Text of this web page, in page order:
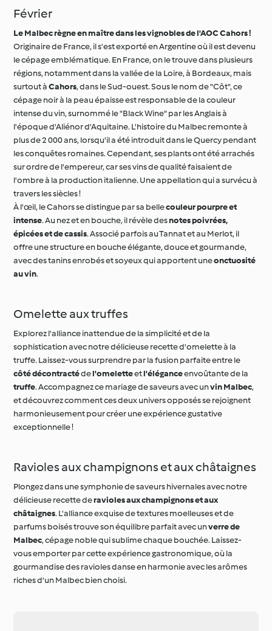
Originaire de France, il s'est exporté en Argentine où il est devenu
le cépage emblématique. En France, on le trouve dans plusieurs
régions, notamment dans la vallée de la Loire, à Bordeaux, mais
surtout à
Cahors
, dans le Sud-ouest. Sous le nom de "Côt", ce
cépage noir à la peau épaisse est responsable de la couleur
intense du vin, surnommé le "Black Wine" par les Anglais à
l'époque d'Aliénor d'Aquitaine. L'histoire du Malbec remonte à
plus de 2 000 ans, lorsqu'il a été introduit dans le Quercy pendant
les conquêtes romaines. Cependant, ses plants ont été arrachés
sur ordre de l'empereur, car ses vins de qualité faisaient de
l'ombre à la production italienne. Une appellation qui a survécu à
À l'œil, le Cahors se distingue par sa belle
couleur pourpre et
. Au nez et en bouche, il révèle des
épicées et de cassis
. Associé parfois au Tannat et au Merlot, il
offre une structure en bouche élégante, douce et gourmande,
avec des tanins enrobés et soyeux qui apportent une
onctuosité
Omelette aux truffes
sophistication avec notre délicieuse recette d'omelette à la
truffe. Laissez-vous surprendre par la fusion parfaite entre le
côté décontracté
l'omelette
envoûtante de la
. Accompagnez ce mariage de saveurs avec un
et découvrez comment ces deux univers opposés se rejoignent
harmonieusement pour créer une expérience gustative
exceptionnelle !
Ravioles aux champignons et aux châtaignes
délicieuse recette deravioles aux champignons et aux
. L'alliance exquise de textures moelleuses et de
parfums boisés trouve son équilibre parfait avec un
Malbec
, cépage noble qui sublime chaque bouchée. Laissez-
vous emporter par cette expérience gastronomique, où la
gourmandise des ravioles danse en harmonie avec les arômes
riches d'un Malbec bien choisi.